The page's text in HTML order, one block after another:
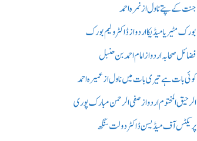
جنت کے پتے ناول از نمرہ احمد
بورک مٹیریا میڈیکااردو از ڈاکٹر ولیم بورک
فضائل صحابہ اردو از امام احمد بن حنبل
کوئی بات ہے تیری بات میں ناول از عمیرہ احمد
الرحیق المختوم اردو از صفی الرحمن مبارک پوری
پریکٹس آف میڈیسن ڈاکٹر دولت سنگھ